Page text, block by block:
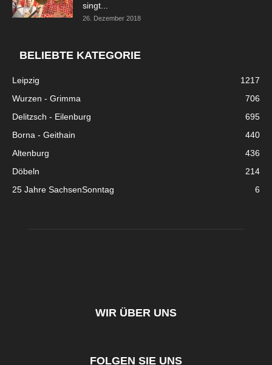
singt...
26. Dezember 2018
BELIEBTE KATEGORIE
Leipzig
1217
Wurzen - Grimma
706
Delitzsch - Eilenburg
695
Borna - Geithain
440
Altenburg
436
Döbeln
214
25 Jahre SachsenSonntag
6
WIR ÜBER UNS
FOLGEN SIE UNS